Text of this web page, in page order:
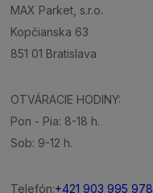
MAX Parket, s.r.o.
Kopčianska 63
851 01 Bratislava
OTVÁRACIE HODINY:
Pon - Pia: 8-18 h.
Sob: 9-12 h.
Telefón:+421 903 995 978